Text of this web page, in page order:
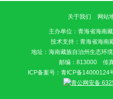
关于我们 网站
主办单位 ：青海省海南
技术支持：青海省海南
地址：海南藏族自治州生态
邮编：813000 传
ICP备案号： 青ICP备14000124
青公网安备